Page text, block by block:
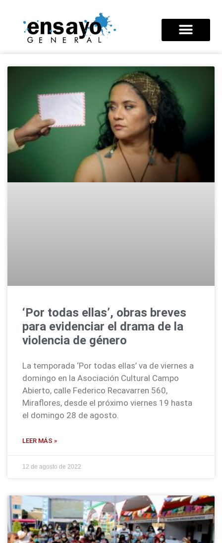
‘Por todas ellas’, obras breves
para evidenciar el drama de la
violencia de género
La temporada ‘Por todas ellas’ va de viernes a
domingo en la Asociación Cultural Campo
Abierto, calle Federico Recavarren 560,
Miraflores, desde el próximo viernes 19 hasta
el domingo 28 de agosto.
LEER MÁS »
12 de agosto de 2022